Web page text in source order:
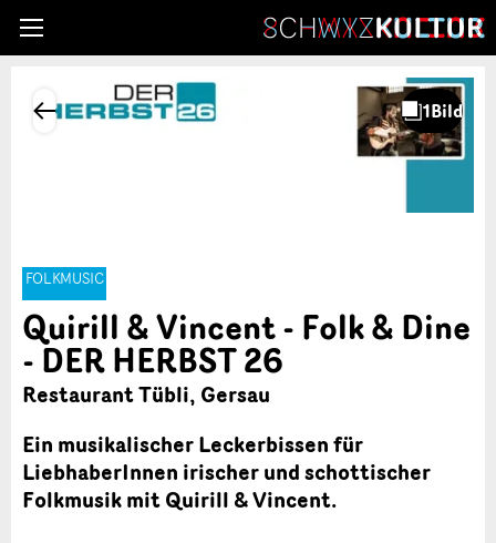
FOLKMUSIC
Quirill & Vincent - Folk & Dine
- DER HERBST 26
Restaurant Tübli, Gersau
Ein musikalischer Leckerbissen für
LiebhaberInnen irischer und schottischer
Folkmusik mit Quirill & Vincent.